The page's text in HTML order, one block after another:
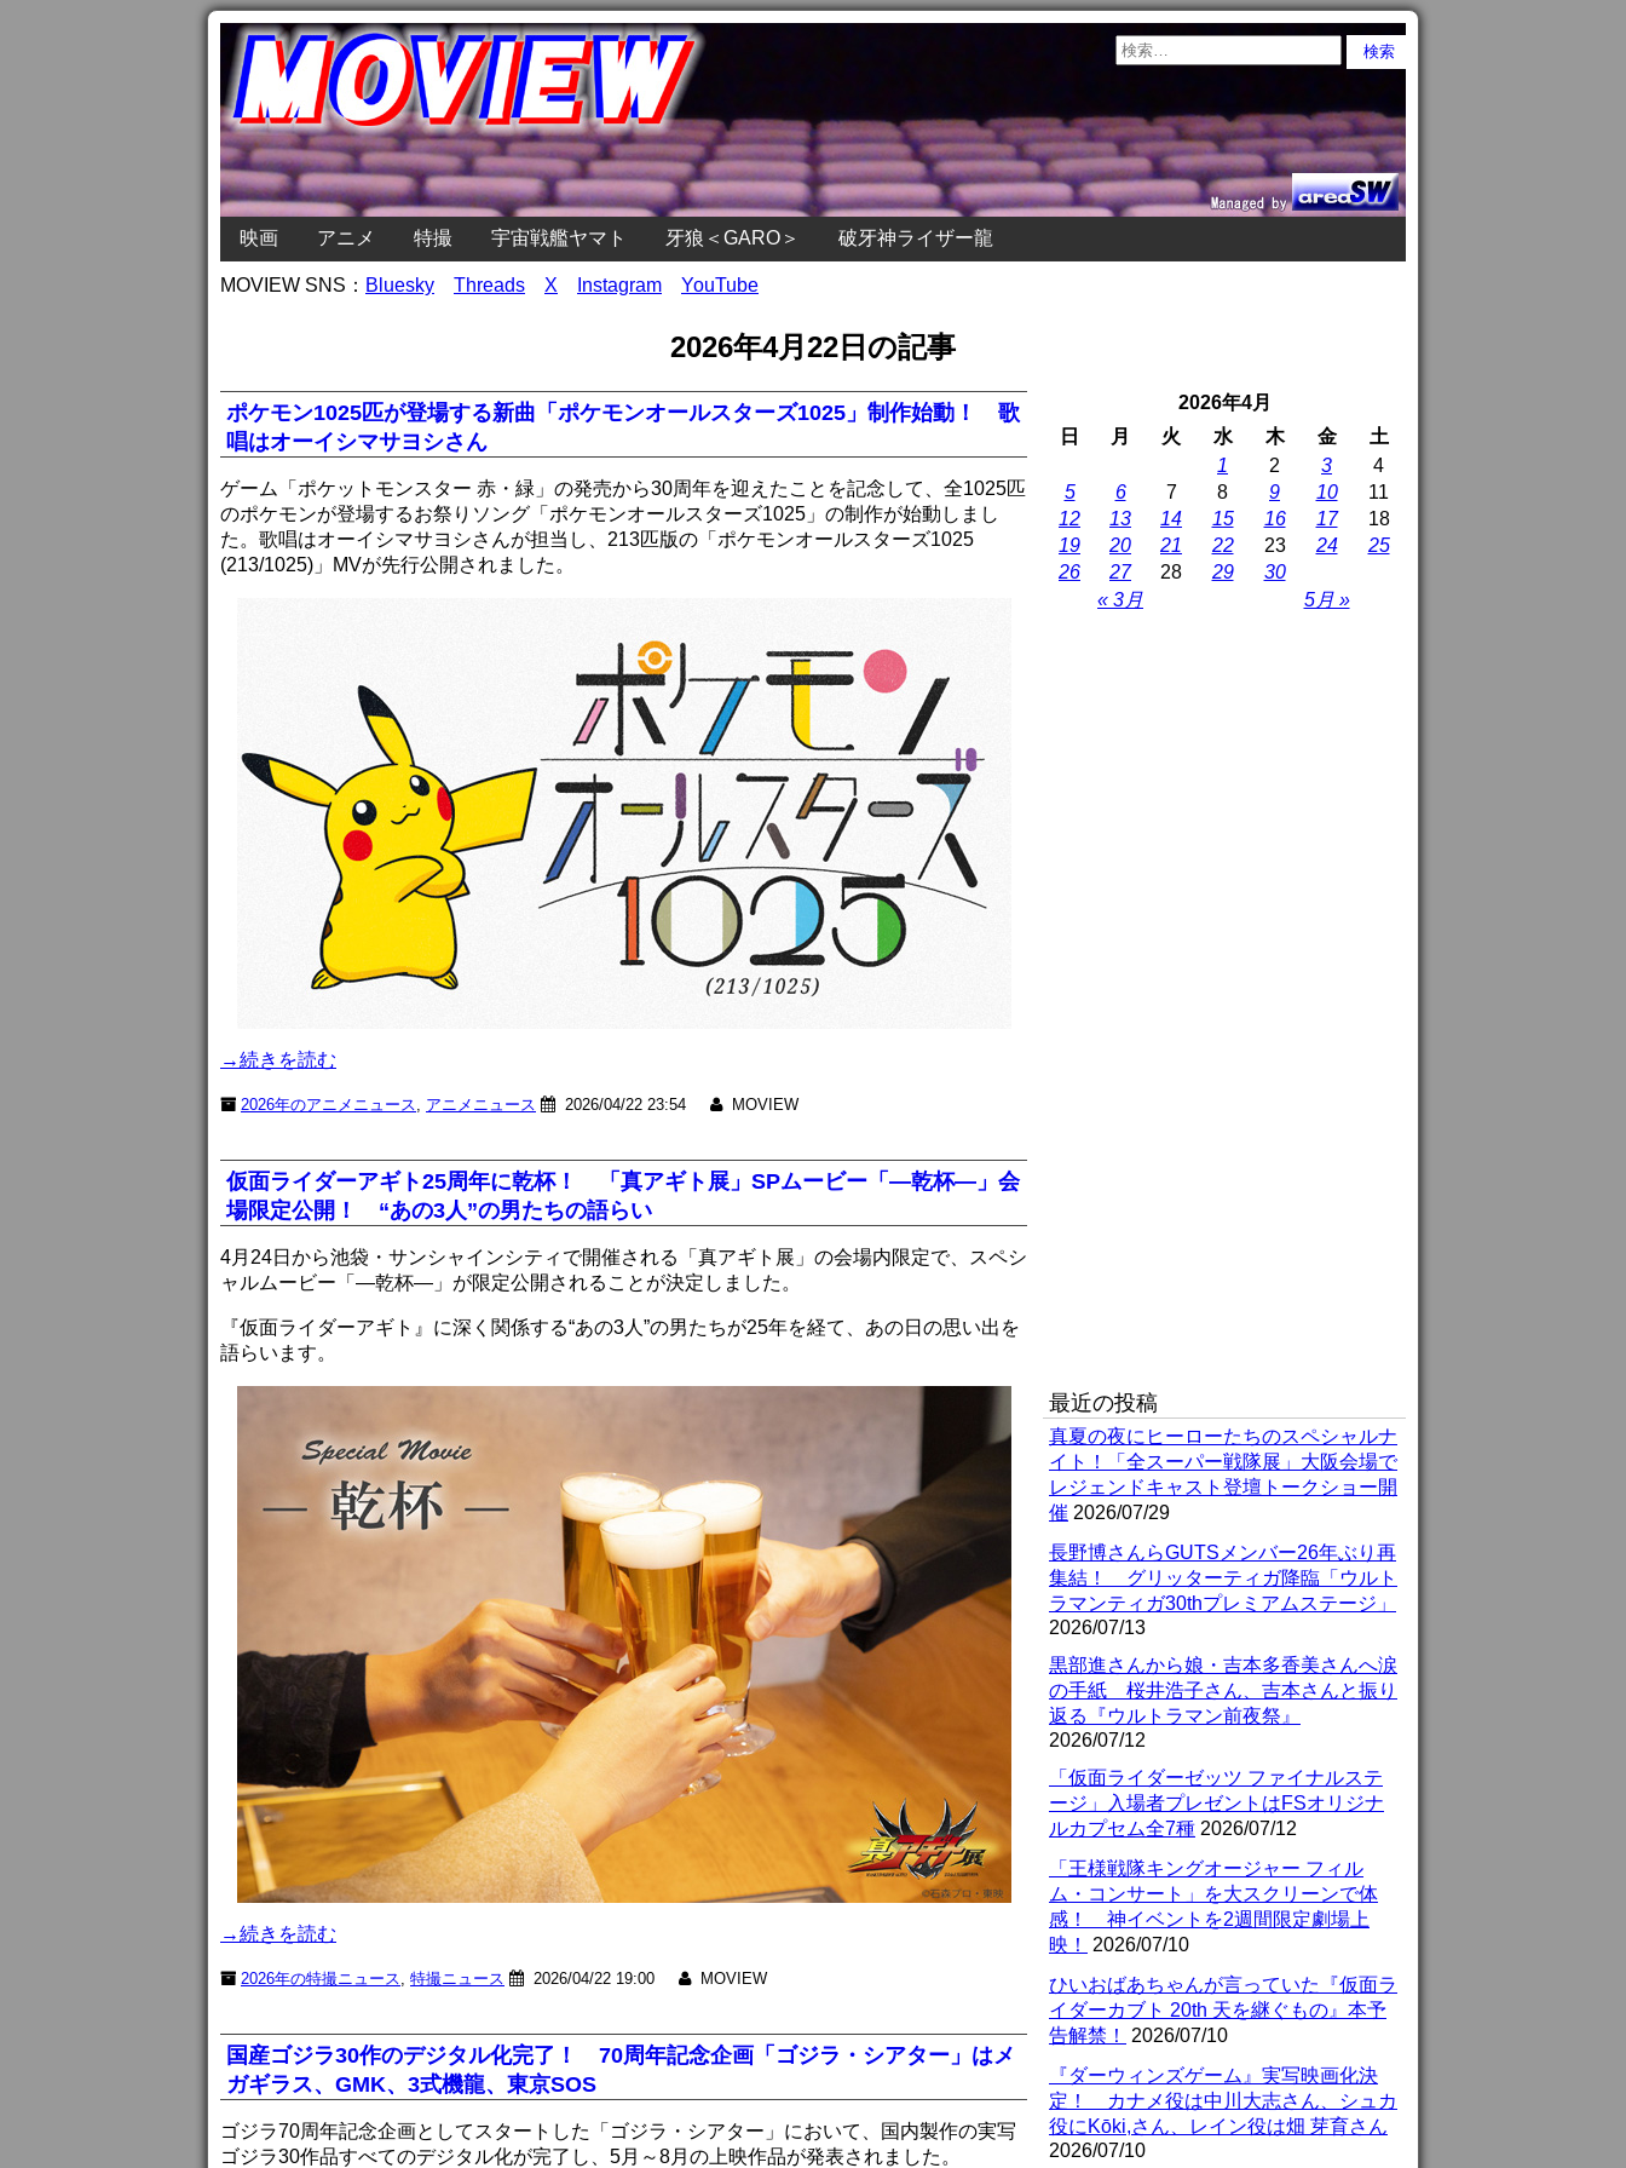
映画 アニメ 特撮 宇宙戦艦ヤマト 牙狼＜GARO＞ 破牙神ライザー龍
MOVIEW SNS： Bluesky Threads X Instagram YouTube
2026年4月22日の記事
ポケモン1025匹が登場する新曲「ポケモンオールスターズ1025」制作始動！ 歌
唱はオーイシマサヨシさん
ゲーム「ポケットモンスター 赤・緑」の発売から30周年を迎えたことを記念して、全1025匹
のポケモンが登場するお祭りソング「ポケモンオールスターズ1025」の制作が始動しまし
た。歌唱はオーイシマサヨシさんが担当し、213匹版の「ポケモンオールスターズ1025
(213/1025)」MVが先行公開されました。
→続きを読む
2026年のアニメニュース アニメニュース 2026/04/22 23:54 MOVIEW
2026年4月
日
月 火 水 木 金 土
« 3月 5月 »
1 2 3
4
5
6 7 8 9 10
11
12
13 14 15 16 17
18
19
20 21 22 23 24
25
26
27 28 29 30
最近の投稿
真夏の夜にヒーローたちのスペシャルナ
イト！「全スーパー戦隊展」大阪会場で
レジェンドキャスト登壇トークショー開
催 2026/07/29
長野博さんらGUTSメンバー26年ぶり再
集結！ グリッターティガ降臨「ウルト
ラマンティガ30thプレミアムステージ」
2026/07/13
黒部進さんから娘・吉本多香美さんへ涙
の手紙 桜井浩子さん、吉本さんと振り
返る『ウルトラマン前夜祭』
2026/07/12
「仮面ライダーゼッツ ファイナルステ
ージ」入場者プレゼントはFSオリジナ
ルカプセム全7種 2026/07/12
「王様戦隊キングオージャー フィル
ム・コンサート」を大スクリーンで体
感！ 神イベントを2週間限定劇場上
映！
2026/07/10
ひいおばあちゃんが言っていた『仮面ラ
イダーカブト 20th 天を継ぐもの』本予
告解禁！
2026/07/10
『ダーウィンズゲーム』実写映画化決
定！ カナメ役は中川大志さん、シュカ
役にKōki,さん、レイン役は畑 芽育さん
2026/07/10
仮面ライダーアギト25周年に乾杯！ 「真アギト展」SPムービー「―乾杯―」会
場限定公開！ “あの3人”の男たちの語らい
4月24日から池袋・サンシャインシティで開催される「真アギト展」の会場内限定で、スペシ
ャルムービー「―乾杯―」が限定公開されることが決定しました。
『仮面ライダーアギト』に深く関係する“あの3人”の男たちが25年を経て、あの日の思い出を
語らいます。
→続きを読む
2026年の特撮ニュース 特撮ニュース 2026/04/22 19:00 MOVIEW
国産ゴジラ30作のデジタル化完了！ 70周年記念企画「ゴジラ・シアター」はメ
ガギラス、GMK、3式機龍、東京SOS
ゴジラ70周年記念企画としてスタートした「ゴジラ・シアター」において、国内製作の実写
ゴジラ30作品すべてのデジタル化が完了し、5月～8月の上映作品が発表されました。